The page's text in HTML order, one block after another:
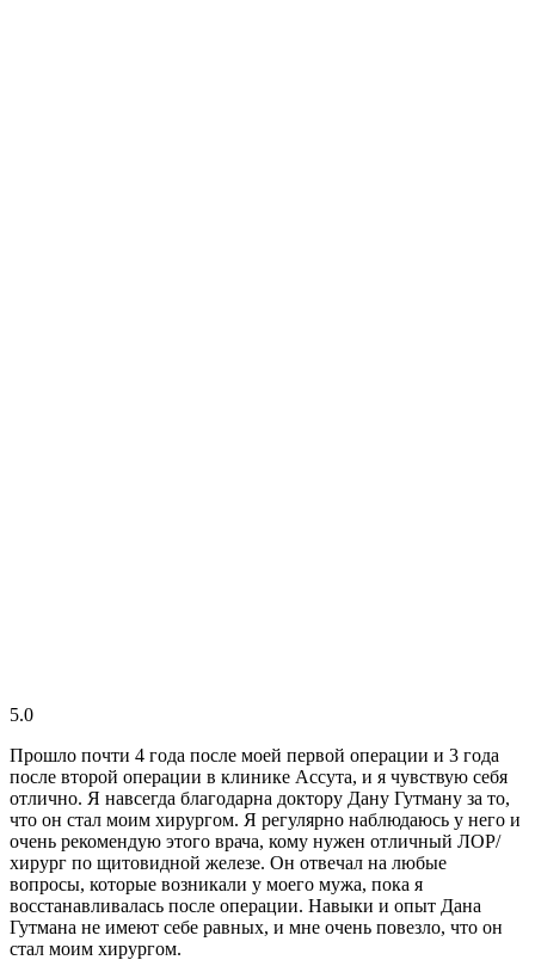
5.0
Прошло почти 4 года после моей первой операции и 3 года
после второй операции в клинике Ассута, и я чувствую себя
отлично. Я навсегда благодарна доктору Дану Гутману за то,
что он стал моим хирургом. Я регулярно наблюдаюсь у него и
очень рекомендую этого врача, кому нужен отличный ЛОР/
хирург по щитовидной железе. Он отвечал на любые
вопросы, которые возникали у моего мужа, пока я
восстанавливалась после операции. Навыки и опыт Дана
Гутмана не имеют себе равных, и мне очень повезло, что он
стал моим хирургом.